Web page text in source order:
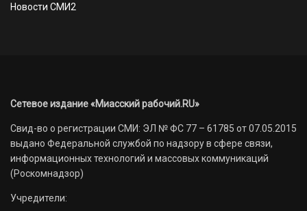
Новости СМИ2
Сетевое издание «Миасский рабочий.RU»
Свид-во о регистрации СМИ: ЭЛ № ФС 77 – 61785 от 07.05.2015
выдано Федеральной службой по надзору в сфере связи,
информационных технологий и массовых коммуникаций
(Роскомнадзор)
Учредители: